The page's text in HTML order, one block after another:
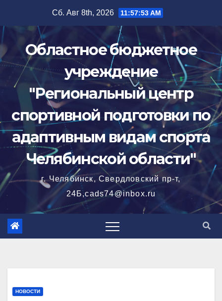
содержимому
Сб. Авг 8th, 2026 11:57:55 AM
Областное бюджетное
учреждение
"Региональный центр
спортивной подготовки по
адаптивным видам спорта
Челябинской области"
г. Челябинск, Свердловский пр-т,
24Б,cads74@inbox.ru
НОВОСТИ